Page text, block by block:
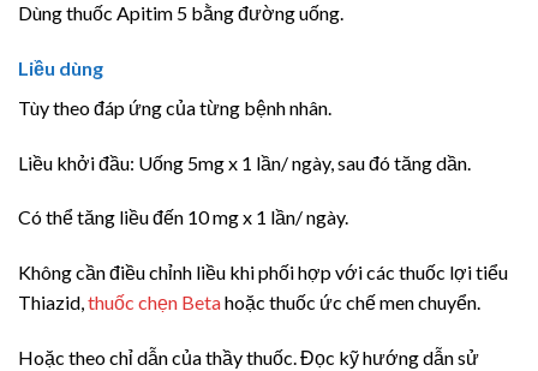
Dùng thuốc Apitim 5 bằng đường uống.
Liều dùng
Tùy theo đáp ứng của từng bệnh nhân.
Liều khởi đầu: Uống 5mg x 1 lần/ ngày, sau đó tăng dần.
Có thể tăng liều đến 10 mg x 1 lần/ ngày.
Không cần điều chỉnh liều khi phối hợp với các thuốc lợi tiểu
Thiazid,thuốc chẹn Betahoặc thuốc ức chế men chuyển.
Hoặc theo chỉ dẫn của thầy thuốc. Đọc kỹ hướng dẫn sử